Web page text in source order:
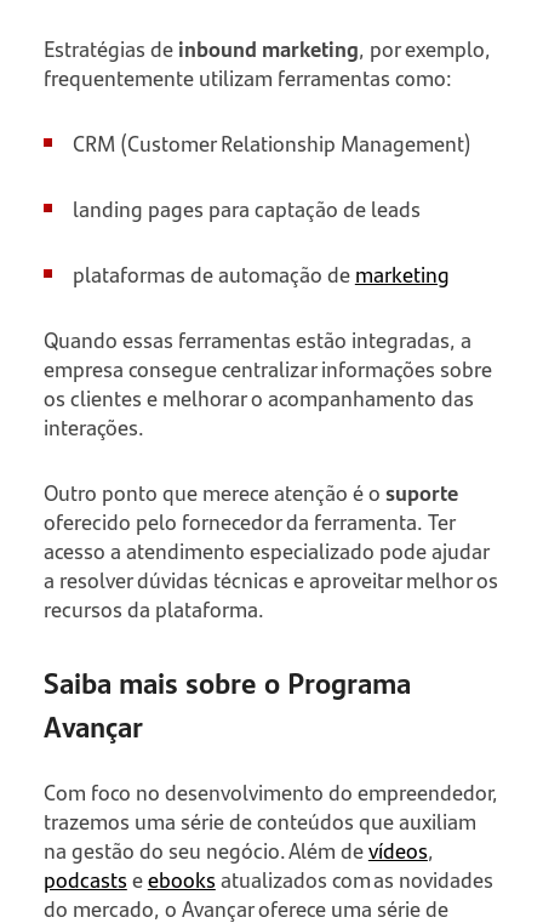
Estratégias deinbound marketing, por exemplo,
frequentemente utilizam ferramentas como:
CRM (Customer Relationship Management)
landing pages para captação de leads
plataformas de automação demarketing
Quando essas ferramentas estão integradas, a
empresa consegue centralizar informações sobre
os clientes e melhorar o acompanhamento das
interações.
Outro ponto que merece atenção é osuporte
oferecido pelo fornecedor da ferramenta. Ter
acesso a atendimento especializado pode ajudar
a resolver dúvidas técnicas e aproveitar melhor os
recursos da plataforma.
Saiba mais sobre o Programa
Avançar
Com foco no desenvolvimento do empreendedor,
trazemos uma série de conteúdos que auxiliam
na gestão do seu negócio. Além devídeos,
podcastseebooksatualizados com as novidades
do mercado, o Avançar oferece uma série de